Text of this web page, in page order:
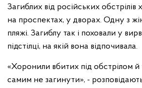
Загиблих від російських обстрілів
на проспектах, у дворах. Одну з
пляжі. Загиблу так і поховали у
підстілці, на якій вона відпочивала.
«Хоронили вбитих під обстрілом й
самим не загинути», - розповідають